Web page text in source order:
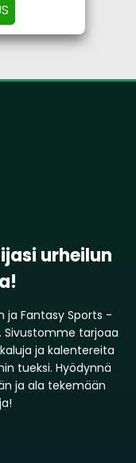
urheilun
ja Fantasy Sports -
Sivustomme tarjoaa
ja kalentereita
tueksi. Hyödynnä
ja ala tekemään